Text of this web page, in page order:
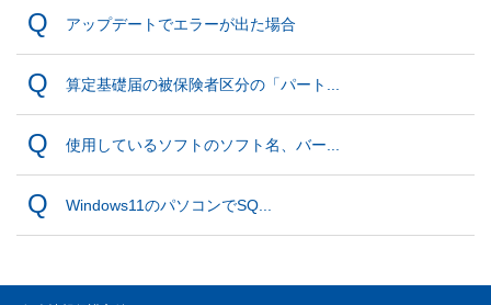
アップデートでエラーが出た場合
算定基礎届の被保険者区分の「パート...
使用しているソフトのソフト名、バー...
Windows11のパソコンでSQ...